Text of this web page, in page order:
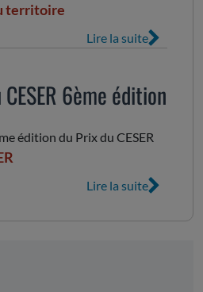
territoire
Lire la suite
6ème édition
édition du Prix du CESER
Lire la suite